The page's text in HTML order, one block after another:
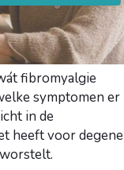
fibromyalgie
symptomen er
in de
heeft voor degene